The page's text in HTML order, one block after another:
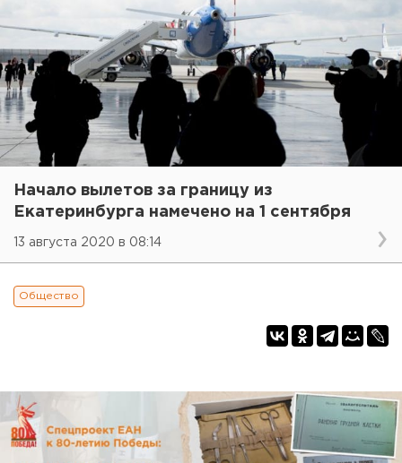
Начало вылетов за границу из
Екатеринбурга намечено на 1 сентября
13 августа 2020 в 08:14
Общество